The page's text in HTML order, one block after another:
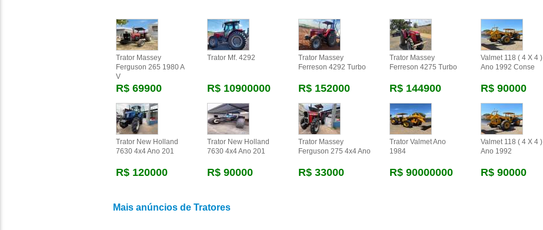
Trator Massey
Ferguson 265 1980 A
V
R$ 69900
Trator Mf. 4292
R$ 10900000
Trator Massey
Ferreson 4292 Turbo
R$ 152000
Trator Massey
Ferreson 4275 Turbo
R$ 144900
Valmet 118 ( 4 X 4 )
Ano 1992 Conse
R$ 90000
Trator New Holland
7630 4x4 Ano 201
R$ 120000
Trator New Holland
7630 4x4 Ano 201
R$ 90000
Trator Massey
Ferguson 275 4x4 Ano
R$ 33000
Trator Valmet Ano
1984
R$ 90000000
Valmet 118 ( 4 X 4 )
Ano 1992
R$ 90000
Mais anúncios de Tratores